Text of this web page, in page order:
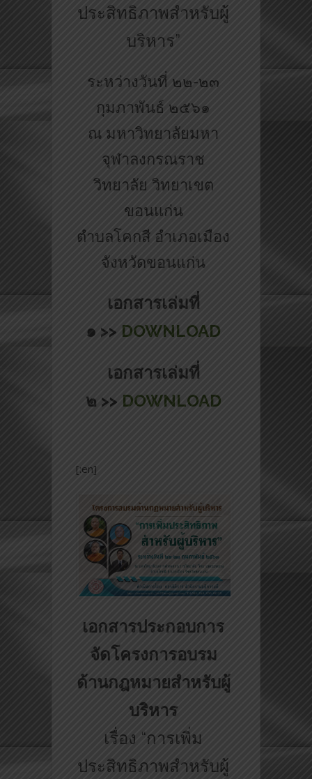
ประสิทธิภาพสำหรับผู้
บริหาร”
ระหว่างวันที่ ๒๒-๒๓
กุมภาพันธ์ ๒๕๖๑
ณ มหาวิทยาลัยมหา
จุฬาลงกรณราช
วิทยาลัย วิทยาเขต
ขอนแก่น
ตำบลโคกสี อำเภอเมือง
จังหวัดขอนแก่น
เอกสารเล่มที่
๑ >> DOWNLOAD
เอกสารเล่มที่
๒ >> DOWNLOAD
[:en]
เอกสารประกอบการ
จัดโครงการอบรม
ด้านกฎหมายสำหรับผู้
บริหาร
เรื่อง “การเพิ่ม
ประสิทธิภาพสำหรับผู้